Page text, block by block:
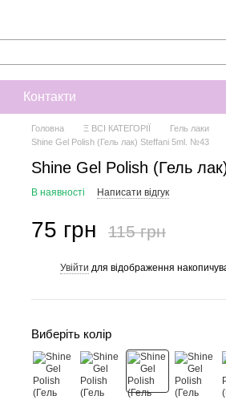
Контакти
Головна Ξ ВСІ КАТЕГОРІЇ Гель лаки
Shine Gel Polish (Гель лак) Steffani 5ml. №43
Shine Gel Polish (Гель
В наявності Написати відгук
75 грн 115 грн
Увійти для відображення
Виберіть колір